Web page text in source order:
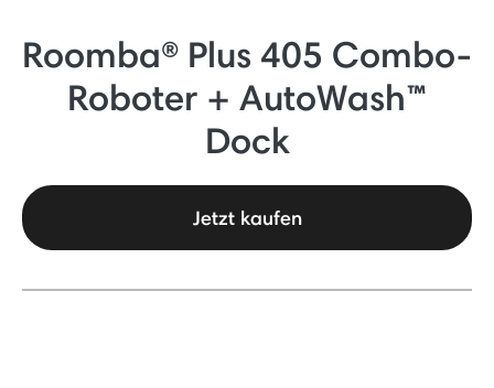
Roomba® Plus 405 Combo-
Roboter + AutoWash™
Dock
Jetzt kaufen